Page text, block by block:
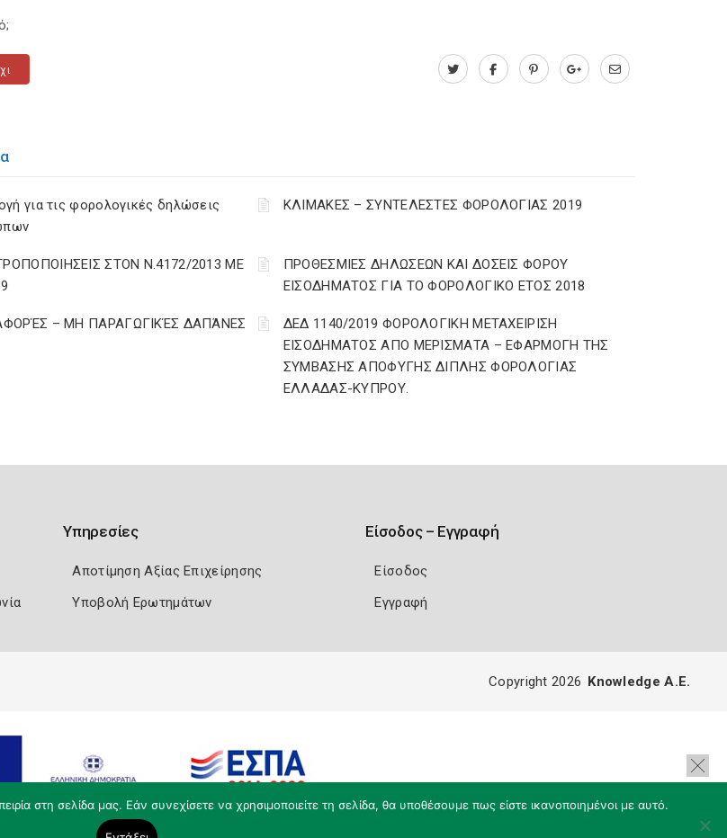
για τις φορολογικές δηλώσεις
ΚΛΙΜΑΚΕΣ – ΣΥΝΤΕΛΕΣΤΕΣ ΦΟΡΟΛΟΓΙΑΣ 2019
ΣΤΟΝ Ν.4172/2013 ΜΕ
ΠΡΟΘΕΣΜΙΕΣ ΔΗΛΩΣΕΩΝ ΚΑΙ ΔΟΣΕΙΣ ΦΟΡΟΥ
ΕΙΣΟΔΗΜΑΤΟΣ ΓΙΑ ΤΟ ΦΟΡΟΛΟΓΙΚΟ ΕΤΟΣ 2018
– ΜΗ ΠΑΡΑΓΩΓΙΚΈΣ ΔΑΠΆΝΕΣ
ΔΕΔ 1140/2019 ΦΟΡΟΛΟΓΙΚΗ ΜΕΤΑΧΕΙΡΙΣΗ
ΕΙΣΟΔΗΜΑΤΟΣ ΑΠΟ ΜΕΡΙΣΜΑΤΑ – ΕΦΑΡΜΟΓΗ ΤΗΣ
ΣΥΜΒΑΣΗΣ ΑΠΟΦΥΓΗΣ ΔΙΠΛΗΣ ΦΟΡΟΛΟΓΙΑΣ
ΕΛΛΑΔΑΣ-ΚΥΠΡΟΥ.
Υπηρεσίες
Αποτίμηση Αξίας Επιχείρησης
Υποβολή Ερωτημάτων
Είσοδος – Εγγραφή
Είσοδος
Εγγραφή
στη σελίδα μας. Εάν συνεχίσετε να χρησιμοποιείτε τη σελίδα, θα υποθέσουμε πως είστε ικανοποιημένοι με αυτό.
Copyright 2026 Knowledge A.E.